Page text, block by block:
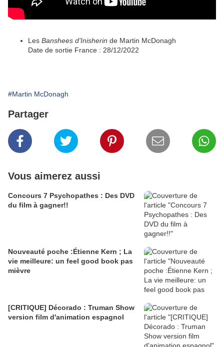
Les Banshees d’Inisherin de Martin McDonagh
Date de sortie France : 28/12/2022
#Martin McDonagh
Partager
Vous aimerez aussi
Concours 7 Psychopathes : Des DVD
du film à gagner!!
Nouveauté poche :Étienne Kern ; La
vie meilleure: un feel good book pas
mièvre
[CRITIQUE] Décorado : Truman Show
version film d'animation espagnol